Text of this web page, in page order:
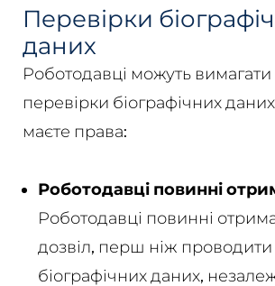
Перевірки
даних
Роботодавці можуть вимагати
перевірки біографічних
маєте права:
Роботодавці повинні
Роботодавці повинні
дозвіл, перш ніж проводити
біографічних даних,